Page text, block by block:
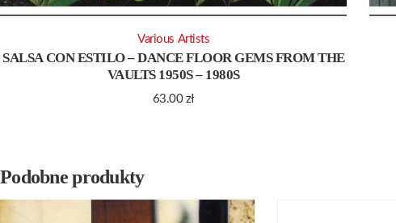
SALSA CON ESTILO – DANCE FLOOR GEMS FROM THE
VAULTS 1950S – 1980S
63.00 zł
Various Artists
Podobne produkty